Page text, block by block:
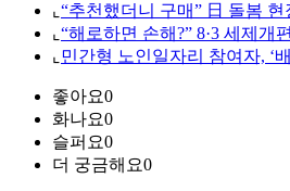
⌞ “추천했더니 구매” 日 돌봄 현
⌞ “해로하면 손해?” 8·3 세제개
⌞ 민간형 노인일자리 참여자, ‘
좋아요0
화나요0
슬퍼요0
더 궁금해요0